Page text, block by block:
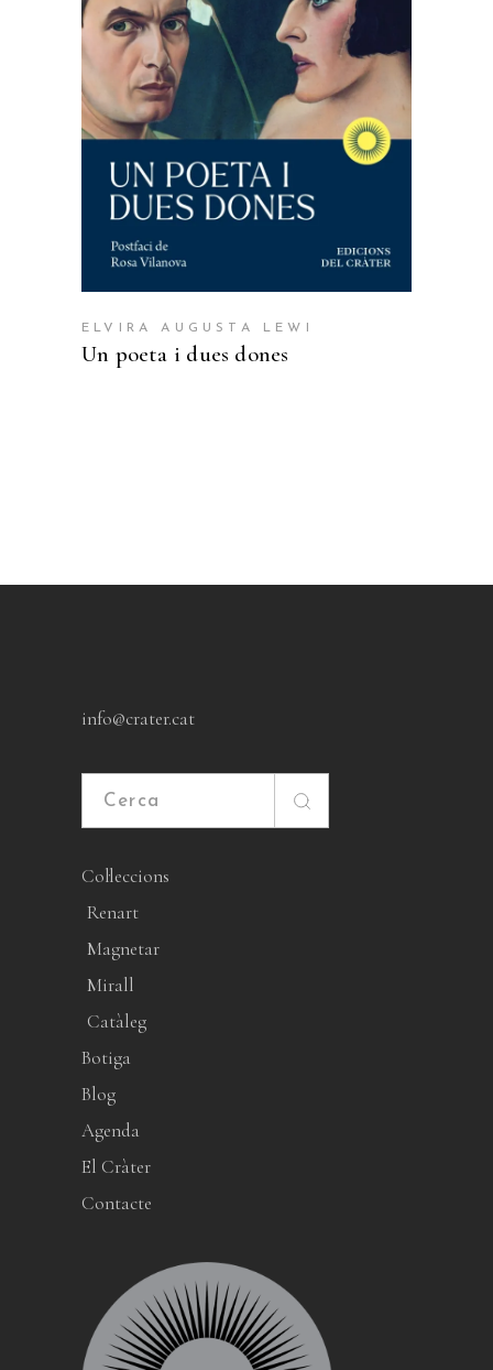
LLEGEIX MÉS
ELVIRA AUGUSTA LEWI
Un poeta i dues dones
info@crater.cat
Cerca
Col·leccions
Renart
Magnetar
Mirall
Catàleg
Botiga
Blog
Agenda
El Cràter
Contacte